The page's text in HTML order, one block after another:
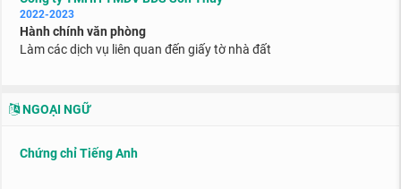
2022-2023
Hành chính văn phòng
Làm các dịch vụ liên quan đến giấy tờ nhà đất
NGOẠI NGỮ
Chứng chỉ Tiếng Anh